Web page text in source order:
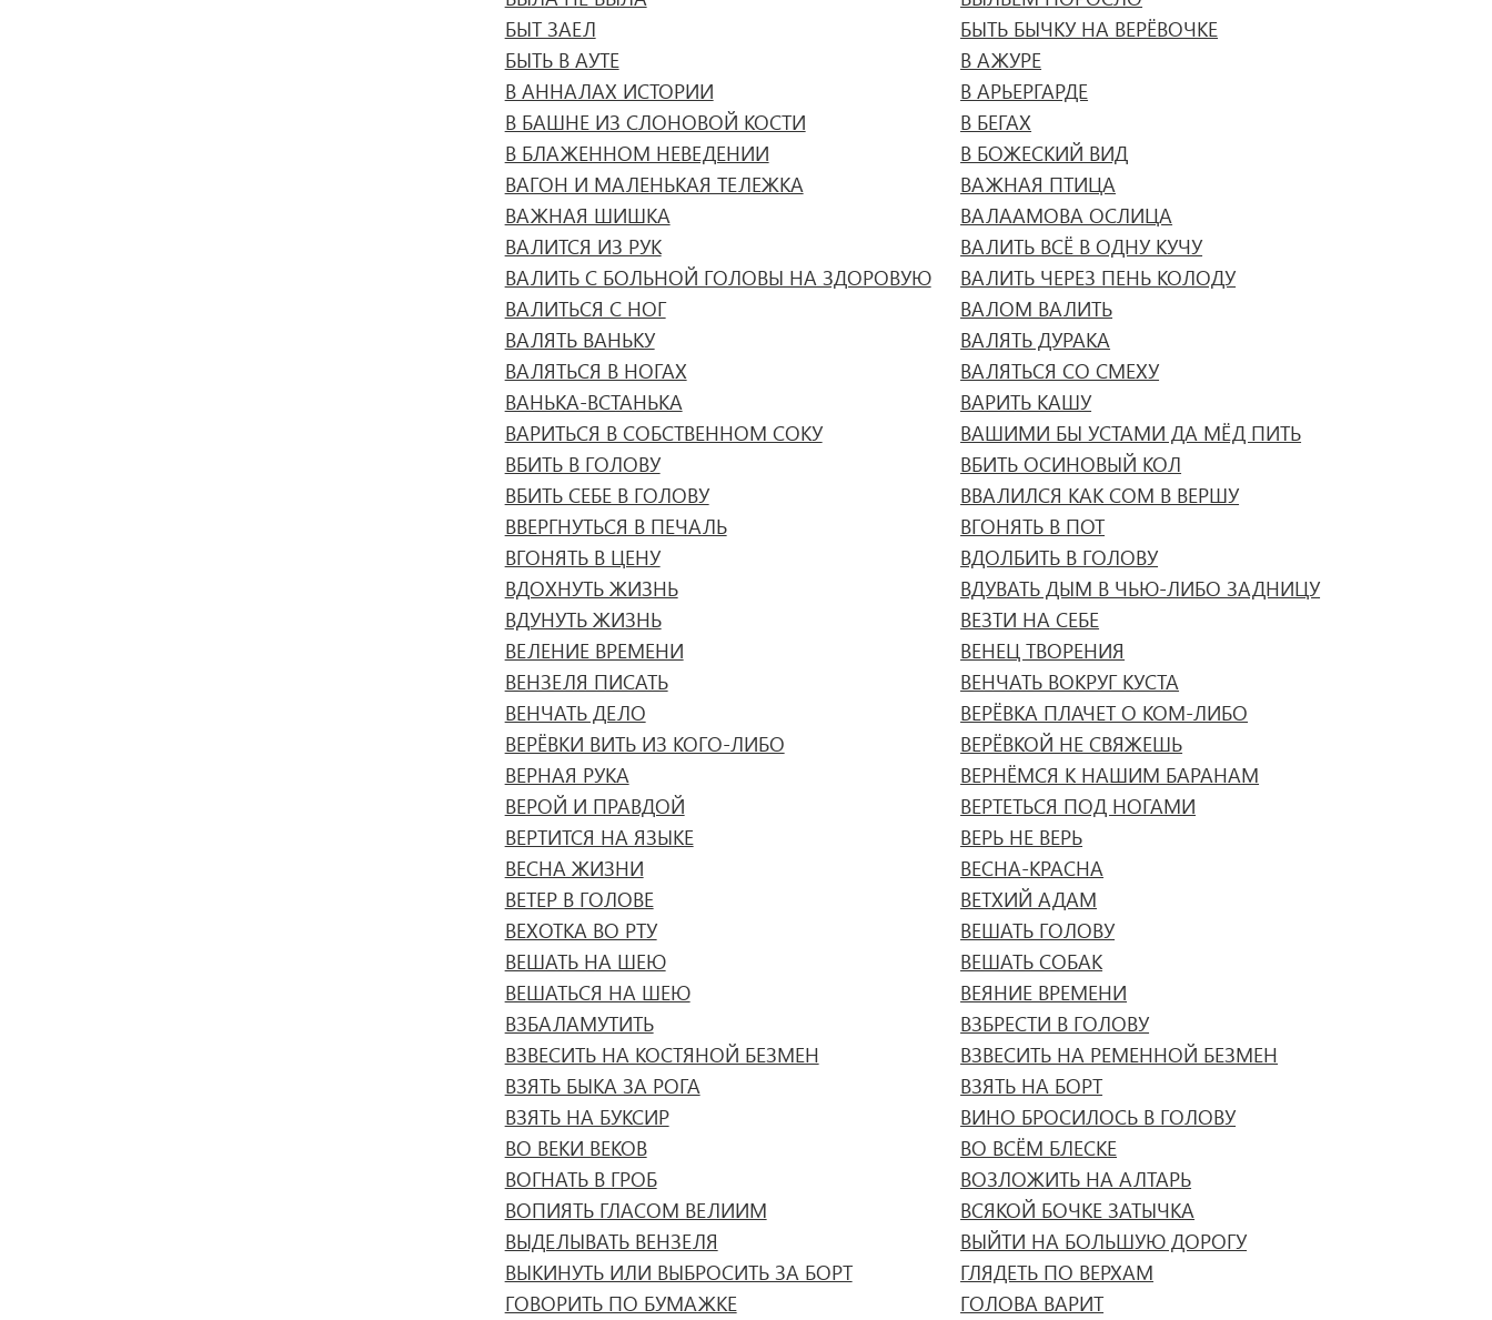
БЫТ ЗАЕЛ
БЫТЬ БЫЧКУ НА ВЕРЁВОЧКЕ
БЫТЬ В АУТЕ
В АЖУРЕ
В АННАЛАХ ИСТОРИИ
В АРЬЕРГАРДЕ
В БАШНЕ ИЗ СЛОНОВОЙ КОСТИ
В БЕГАХ
В БЛАЖЕННОМ НЕВЕДЕНИИ
В БОЖЕСКИЙ ВИД
ВАГОН И МАЛЕНЬКАЯ ТЕЛЕЖКА
ВАЖНАЯ ПТИЦА
ВАЖНАЯ ШИШКА
ВАЛААМОВА ОСЛИЦА
ВАЛИТСЯ ИЗ РУК
ВАЛИТЬ ВСЁ В ОДНУ КУЧУ
ВАЛИТЬ С БОЛЬНОЙ ГОЛОВЫ НА ЗДОРОВУЮ
ВАЛИТЬ ЧЕРЕЗ ПЕНЬ КОЛОДУ
ВАЛИТЬСЯ С НОГ
ВАЛОМ ВАЛИТЬ
ВАЛЯТЬ ВАНЬКУ
ВАЛЯТЬ ДУРАКА
ВАЛЯТЬСЯ В НОГАХ
ВАЛЯТЬСЯ СО СМЕХУ
ВАНЬКА-ВСТАНЬКА
ВАРИТЬ КАШУ
ВАРИТЬСЯ В СОБСТВЕННОМ СОКУ
ВАШИМИ БЫ УСТАМИ ДА МЁД ПИТЬ
ВБИТЬ В ГОЛОВУ
ВБИТЬ ОСИНОВЫЙ КОЛ
ВБИТЬ СЕБЕ В ГОЛОВУ
ВВАЛИЛСЯ КАК СОМ В ВЕРШУ
ВВЕРГНУТЬСЯ В ПЕЧАЛЬ
ВГОНЯТЬ В ПОТ
ВГОНЯТЬ В ЦЕНУ
ВДОЛБИТЬ В ГОЛОВУ
ВДОХНУТЬ ЖИЗНЬ
ВДУВАТЬ ДЫМ В ЧЬЮ-ЛИБО ЗАДНИЦУ
ВДУНУТЬ ЖИЗНЬ
ВЕЗТИ НА СЕБЕ
ВЕЛЕНИЕ ВРЕМЕНИ
ВЕНЕЦ ТВОРЕНИЯ
ВЕНЗЕЛЯ ПИСАТЬ
ВЕНЧАТЬ ВОКРУГ КУСТА
ВЕНЧАТЬ ДЕЛО
ВЕРЁВКА ПЛАЧЕТ О КОМ-ЛИБО
ВЕРЁВКИ ВИТЬ ИЗ КОГО-ЛИБО
ВЕРЁВКОЙ НЕ СВЯЖЕШЬ
ВЕРНАЯ РУКА
ВЕРНЁМСЯ К НАШИМ БАРАНАМ
ВЕРОЙ И ПРАВДОЙ
ВЕРТЕТЬСЯ ПОД НОГАМИ
ВЕРТИТСЯ НА ЯЗЫКЕ
ВЕРЬ НЕ ВЕРЬ
ВЕСНА ЖИЗНИ
ВЕСНА-КРАСНА
ВЕТЕР В ГОЛОВЕ
ВЕТХИЙ АДАМ
ВЕХОТКА ВО РТУ
ВЕШАТЬ ГОЛОВУ
ВЕШАТЬ НА ШЕЮ
ВЕШАТЬ СОБАК
ВЕШАТЬСЯ НА ШЕЮ
ВЕЯНИЕ ВРЕМЕНИ
ВЗБАЛАМУТИТЬ
ВЗБРЕСТИ В ГОЛОВУ
ВЗВЕСИТЬ НА КОСТЯНОЙ БЕЗМЕН
ВЗВЕСИТЬ НА РЕМЕННОЙ БЕЗМЕН
ВЗЯТЬ БЫКА ЗА РОГА
ВЗЯТЬ НА БОРТ
ВЗЯТЬ НА БУКСИР
ВИНО БРОСИЛОСЬ В ГОЛОВУ
ВО ВЕКИ ВЕКОВ
ВО ВСЁМ БЛЕСКЕ
ВОГНАТЬ В ГРОБ
ВОЗЛОЖИТЬ НА АЛТАРЬ
ВОПИЯТЬ ГЛАСОМ ВЕЛИИМ
ВСЯКОЙ БОЧКЕ ЗАТЫЧКА
ВЫДЕЛЫВАТЬ ВЕНЗЕЛЯ
ВЫЙТИ НА БОЛЬШУЮ ДОРОГУ
ВЫКИНУТЬ ИЛИ ВЫБРОСИТЬ ЗА БОРТ
ГЛЯДЕТЬ ПО ВЕРХАМ
ГОВОРИТЬ ПО БУМАЖКЕ
ГОЛОВА ВАРИТ